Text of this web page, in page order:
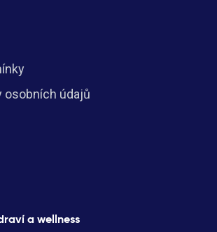
osobních údajů
a wellness